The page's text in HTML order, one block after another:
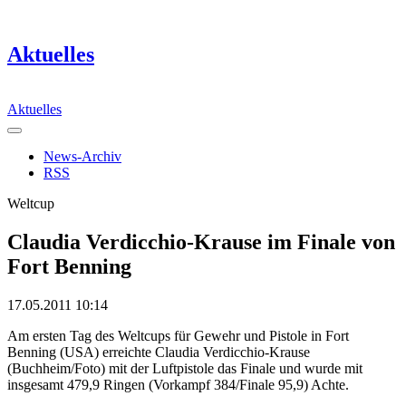
Aktuelles
Aktuelles
News-Archiv
RSS
Weltcup
Claudia Verdicchio-Krause im Finale von
Fort Benning
17.05.2011 10:14
Am ersten Tag des Weltcups für Gewehr und Pistole in Fort
Benning (USA) erreichte Claudia Verdicchio-Krause
(Buchheim/Foto) mit der Luftpistole das Finale und wurde mit
insgesamt 479,9 Ringen (Vorkampf 384/Finale 95,9) Achte.